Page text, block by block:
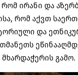
ირანი და
რომ აქვთ
და
გამო.